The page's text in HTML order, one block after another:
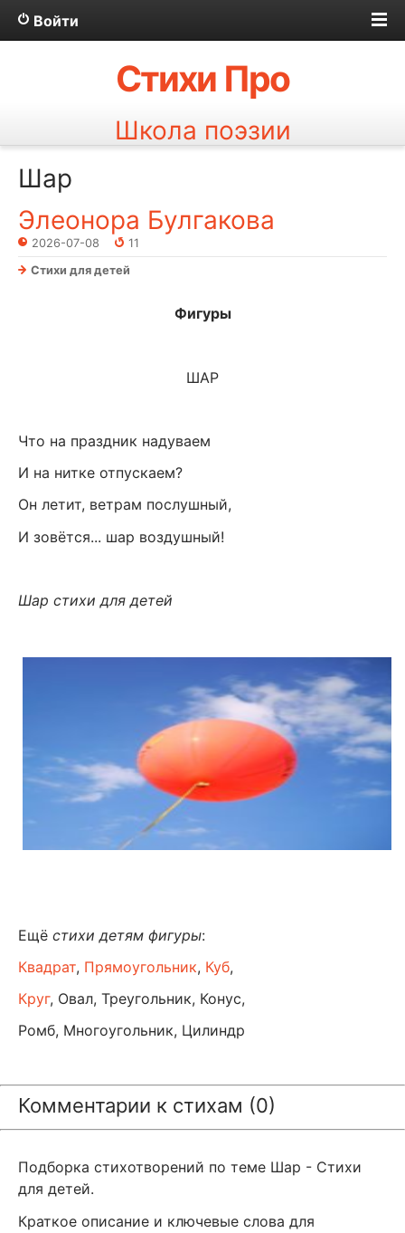
Войти
Стихи Про
Школа поэзии
Шар
Элеонора Булгакова
2026-07-08
11
Стихи для детей
Фигуры
ШАР
Что на праздник надуваем
И на нитке отпускаем?
Он летит, ветрам послушный,
И зовётся... шар воздушный!
Шар стихи для детей
Ещё стихи детям фигуры:
Квадрат, Прямоугольник, Куб,
Круг, Овал, Треугольник, Конус,
Ромб, Многоугольник, Цилиндр
Комментарии к стихам (0)
Подборка стихотворений по теме Шар - Стихи
для детей.
Краткое описание и ключевые слова для